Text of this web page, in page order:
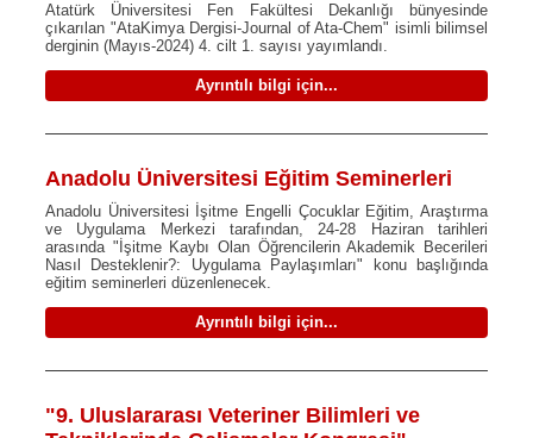
Atatürk Üniversitesi Fen Fakültesi Dekanlığı bünyesinde
çıkarılan "AtaKimya Dergisi-Journal of Ata-Chem" isimli bilimsel
derginin (Mayıs-2024) 4. cilt 1. sayısı yayımlandı.
Ayrıntılı bilgi için...
Anadolu Üniversitesi Eğitim Seminerleri
Anadolu Üniversitesi İşitme Engelli Çocuklar Eğitim, Araştırma
ve Uygulama Merkezi tarafından, 24-28 Haziran tarihleri
arasında "İşitme Kaybı Olan Öğrencilerin Akademik Becerileri
Nasıl Desteklenir?: Uygulama Paylaşımları" konu başlığında
eğitim seminerleri düzenlenecek.
Ayrıntılı bilgi için...
"9. Uluslararası Veteriner Bilimleri ve